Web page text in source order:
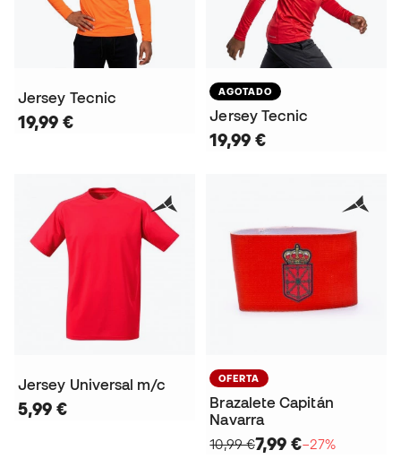
Jersey Tecnic
19,99 €
AGOTADO
Jersey Tecnic
19,99 €
Jersey Universal m/c
5,99 €
OFERTA
Brazalete Capitán
Navarra
10,99 €7,99 €−27%